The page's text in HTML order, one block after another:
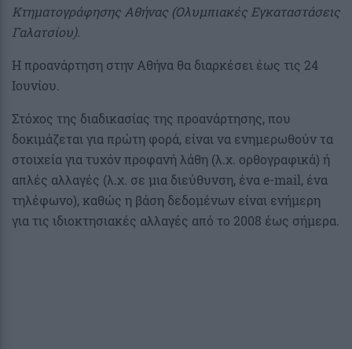
Κτηματογράφησης Αθήνας (Ολυμπιακές Εγκαταστάσεις
Γαλατσίου).
Η προανάρτηση στην Αθήνα θα διαρκέσει έως τις 24
Ιουνίου.
Στόχος της διαδικασίας της προανάρτησης, που
δοκιμάζεται για πρώτη φορά, είναι να ενημερωθούν τα
στοιχεία για τυχόν προφανή λάθη (λ.χ. ορθογραφικά) ή
απλές αλλαγές (λ.χ. σε μια διεύθυνση, ένα e-mail, ένα
τηλέφωνο), καθώς η βάση δεδομένων είναι ενήμερη
για τις ιδιοκτησιακές αλλαγές από το 2008 έως σήμερα.